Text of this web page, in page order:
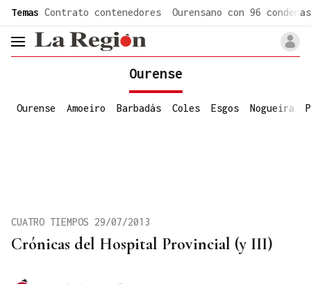
Temas Contrato contenedores Ourensano con 96 condenas
header.menu.open
Ourense
Ourense Amoeiro Barbadás Coles Esgos Nogueira
Crónicas del Hospital Provincial (y III)
CUATRO TIEMPOS 29/07/2013